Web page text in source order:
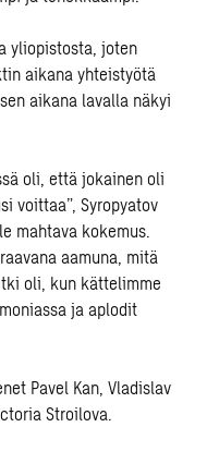
yliopistosta, joten
aikana yhteistyötä
aikana lavalla näkyi
oli, että jokainen oli
voittaa”, Syropyatov
mahtava kokemus.
aamuna, mitä
oli, kun kättelimme
ja aplodit
Pavel Kan, Vladislav
Stroilova.